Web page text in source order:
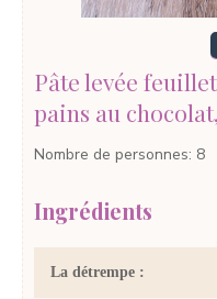
Pâte levée
pains au
Nombre de personnes: 8
Ingrédients
La détrempe :